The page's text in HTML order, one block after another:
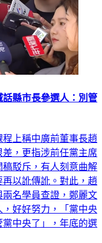
縣市長參選人：別管
上稱中廣前董事長趙
，更指涉前任黨主席
駁斥，有人刻意曲解
以訛傳訛。對此，趙
名學員查證，鄭麗文
好好努力，「黨中央
中央了」，年底的選